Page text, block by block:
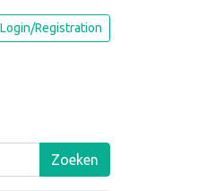
Login/Registration
Zoeken